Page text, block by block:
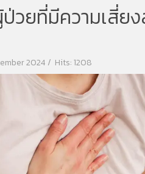
วยที่มีความเสี่ยง
2024 Hits: 1208